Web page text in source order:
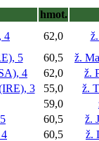
hmot.
4 62,0
5 60,5
ž.
4 62,0
ž.
3 55,0
ž.
59,0
60,5
ž.
60,5
ž.